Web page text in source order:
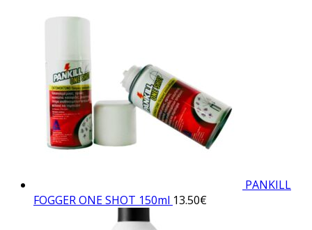
PANKILL
FOGGER ONE SHOT 150ml 13.50€